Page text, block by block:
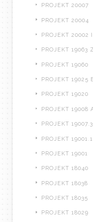
PROJEKT 20007
PROJEKT 20004
PROJEKT 20002
PROJEKT 19063
PROJEKT 19060
PROJEKT 19025
PROJEKT 19020
PROJEKT 19008
PROJEKT
PROJEKT 19001.1
PROJEKT 19001
PROJEKT 18040
PROJEKT 18038
PROJEKT 18035
PROJEKT 18029